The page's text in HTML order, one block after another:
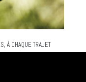
À CHAQUE TRAJET